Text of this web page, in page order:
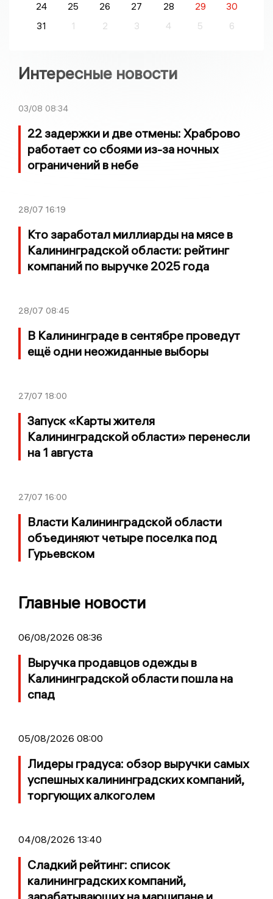
24
25 26 27 28 29
30
31
1 2 3 4 5 6
Интересные новости
03/08 08:34
22 задержки и две отмены: Храброво
работает со сбоями из-за ночных
ограничений в небе
28/07 16:19
Кто заработал миллиарды на мясе в
Калининградской области: рейтинг
компаний по выручке 2025 года
28/07 08:45
В Калининграде в сентябре проведут
ещё одни неожиданные выборы
27/07 18:00
Запуск «Карты жителя
Калининградской области» перенесли
на 1 августа
27/07 16:00
Власти Калининградской области
объединяют четыре поселка под
Гурьевском
Главные новости
06/08/2026 08:36
Выручка продавцов одежды в
Калининградской области пошла на
спад
05/08/2026 08:00
Лидеры градуса: обзор выручки самых
успешных калининградских компаний,
торгующих алкоголем
04/08/2026 13:40
Сладкий рейтинг: список
калининградских компаний,